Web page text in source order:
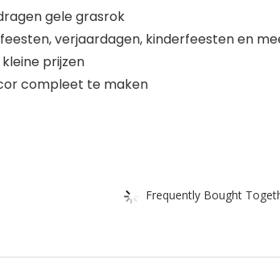
gele grasrok
verjaardagen, kinderfeesten en
prijzen
compleet te maken
Frequently Bought